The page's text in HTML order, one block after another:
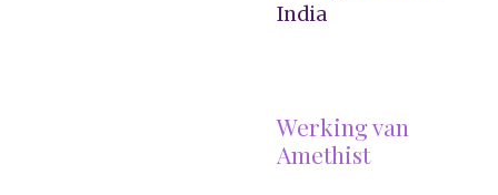
India
Werking van
Amethist